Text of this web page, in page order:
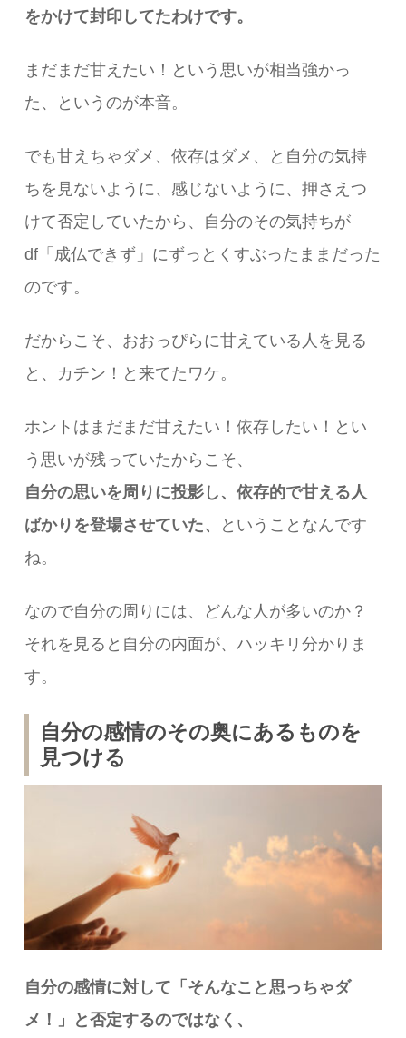
をかけて封印してたわけです。
まだまだ甘えたい！という思いが相当強かっ
た、というのが本音。
でも甘えちゃダメ、依存はダメ、と自分の気持
ちを見ないように、感じないように、押さえつ
けて否定していたから、自分のその気持ちが
df「成仏できず」にずっとくすぶったままだった
のです。
だからこそ、おおっぴらに甘えている人を見る
と、カチン！と来てたワケ。
ホントはまだまだ甘えたい！依存したい！とい
う思いが残っていたからこそ、
自分の思いを周りに投影し、依存的で甘える人
ばかりを登場させていた、
ということなんです
ね。
なので自分の周りには、どんな人が多いのか？
それを見ると自分の内面が、ハッキリ分かりま
す。
自分の感情のその奥にあるものを
見つける
自分の感情に対して 「そんなこと思っちゃダ
メ！」と否定するのではなく、